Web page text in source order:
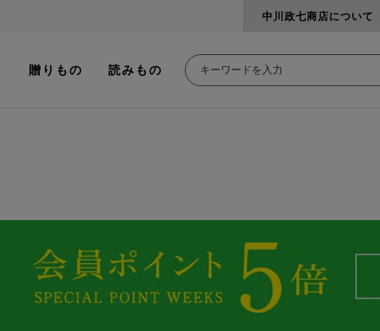
中川政七商店について
贈りもの 読みもの